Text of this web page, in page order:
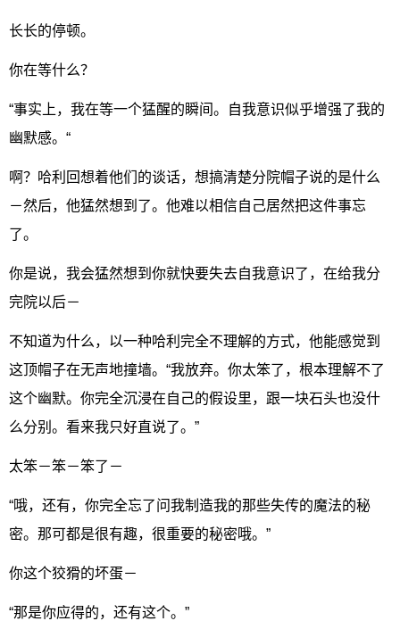
长长的停顿。
你在等什么？
“事实上，我在等一个猛醒的瞬间。自我意识似乎增强了我的
幽默感。“
啊？哈利回想着他们的谈话，想搞清楚分院帽子说的是什么
－然后，他猛然想到了。他难以相信自己居然把这件事忘
了。
你是说，我会猛然想到你就快要失去自我意识了，在给我分
完院以后－
不知道为什么，以一种哈利完全不理解的方式，他能感觉到
这顶帽子在无声地撞墙。“我放弃。你太笨了，根本理解不了
这个幽默。你完全沉浸在自己的假设里，跟一块石头也没什
么分别。看来我只好直说了。”
太笨－笨－笨了－
“哦，还有，你完全忘了问我制造我的那些失传的魔法的秘
密。那可都是很有趣，很重要的秘密哦。”
你这个狡猾的坏蛋－
“那是你应得的，还有这个。”